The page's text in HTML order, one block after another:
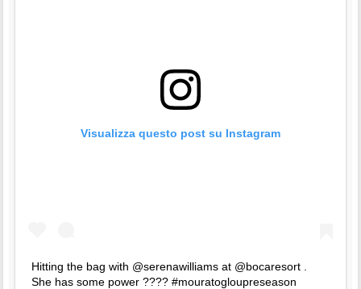
Visualizza questo post su Instagram
Hitting the bag with @serenawilliams at @bocaresort .
She has some power ???? #mouratogloupreseason